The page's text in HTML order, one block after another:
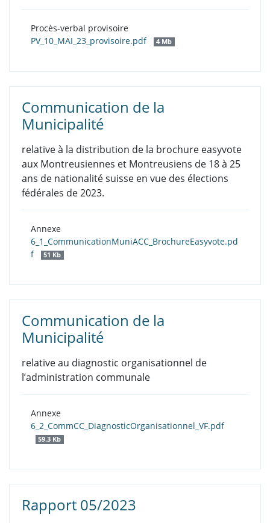
Procès-verbal provisoire
PV_10_MAI_23_provisoire.pdf
4 Mb
Communication de la
Municipalité
relative à la distribution de la brochure easyvote
aux Montreusiennes et Montreusiens de 18 à 25
ans de nationalité suisse en vue des élections
fédérales de 2023.
Annexe
6_1_CommunicationMuniACC_BrochureEasyvote.pd
f
51 Kb
Communication de la
Municipalité
relative au diagnostic organisationnel de
l’administration communale
Annexe
6_2_CommCC_DiagnosticOrganisationnel_VF.pdf
59.3 Kb
Rapport 05/2023